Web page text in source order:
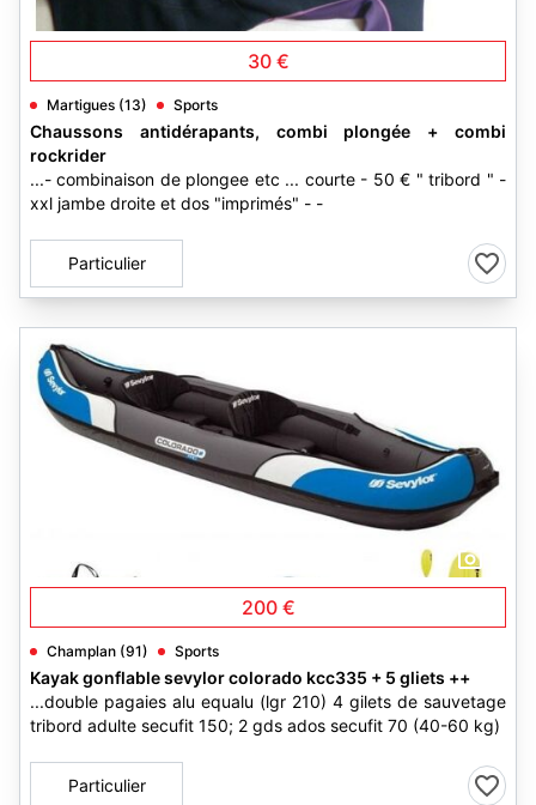
30 €
Martigues (13) Sports
Chaussons antidérapants, combi plongée + combi
rockrider
...- combinaison de plongee etc ... courte - 50 € " tribord " -
xxl jambe droite et dos "imprimés" - -
Particulier
200 €
Champlan (91) Sports
Kayak gonflable sevylor colorado kcc335 + 5 gliets ++
...double pagaies alu equalu (lgr 210) 4 gilets de sauvetage
tribord adulte secufit 150; 2 gds ados secufit 70 (40-60 kg)
Particulier